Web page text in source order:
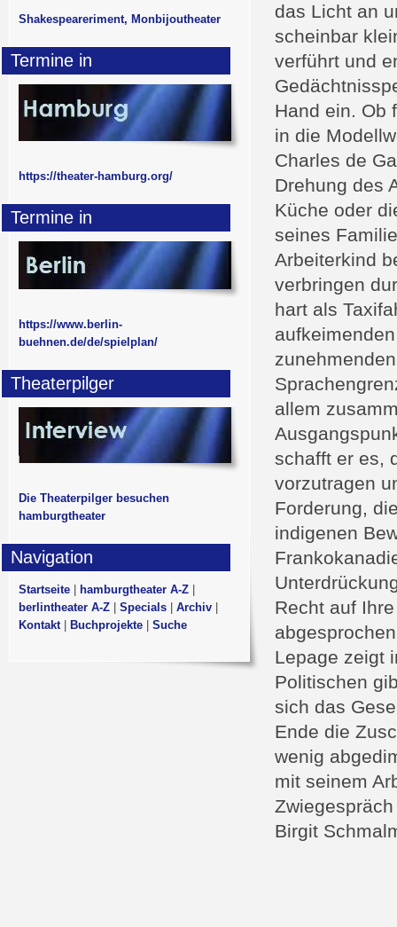
das Licht an
scheinbar
verführt und
Hand ein. Ob
in die
Charles de
Drehung des
Küche oder
seines
Arbeiterkind
verbringen
hart als
allem
schafft er es,
vorzutragen
Forderung,
indigenen
Recht auf
Lepage zeigt
Politischen
sich das
Ende die
wenig
mit seinem
Birgit
Shakespeareriment, Monbijoutheater
Termine in
https://theater-hamburg.org/
Termine in
https://www.berlin-
buehnen.de/de/spielplan/
Theaterpilger
Die Theaterpilger besuchen
hamburgtheater
Navigation
Startseite hamburgtheater A-Z
berlintheater A-Z
Specials Archiv
Kontakt| Buchprojekte Suche